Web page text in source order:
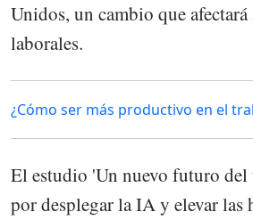
Unidos, un cambio que afectará
laborales.
¿Cómo ser más productivo en el
El estudio 'Un nuevo futuro del
por desplegar la IA y elevar las